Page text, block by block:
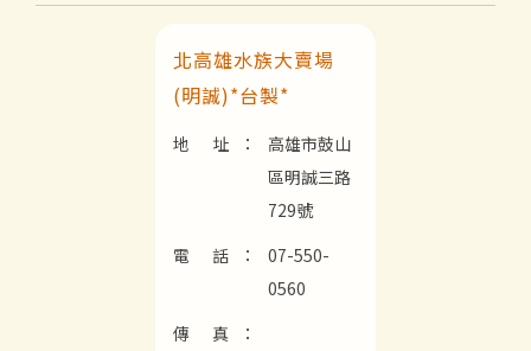
北高雄水族大賣場
(明誠)*台製*
地 址：
高雄市鼓山
區明誠三路
729號
電 話：
07-550-
0560
傳 真：